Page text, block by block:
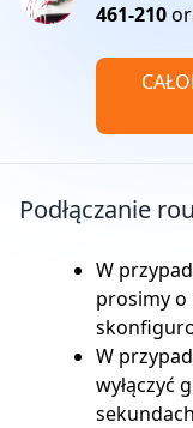
461-210
Podłączanie
W
prosimy
W
wyłączyć